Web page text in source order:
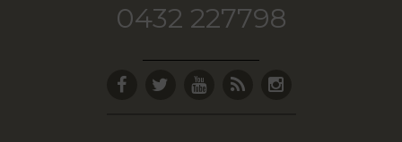
0432 227798